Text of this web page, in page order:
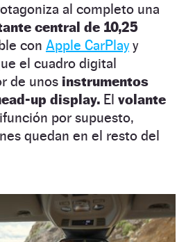
al completo una
central de 10,25
con Apple CarPlayy
el cuadro digital
de unos instrumentos
up display. El volante
por supuesto,
quedan en el resto del